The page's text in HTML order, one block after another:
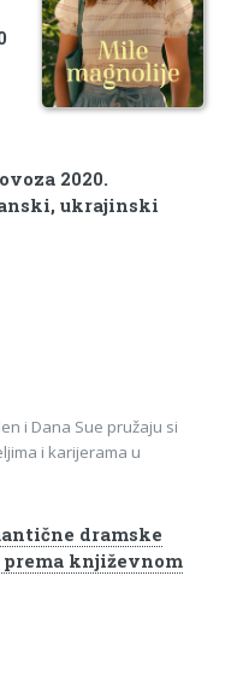
2020.
ukrajinski
i Dana Sue pružaju si
i karijerama u
dramske
prema književnom